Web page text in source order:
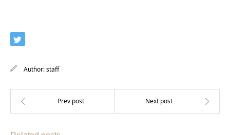
Author:staff